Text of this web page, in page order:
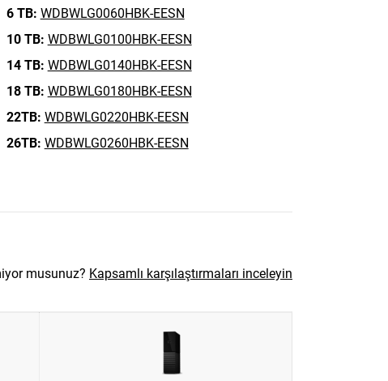
6 TB: WDBWLG0060HBK-EESN
10 TB: WDBWLG0100HBK-EESN
14 TB: WDBWLG0140HBK-EESN
18 TB: WDBWLG0180HBK-EESN
22TB: WDBWLG0220HBK-EESN
26TB: WDBWLG0260HBK-EESN
musunuz? Kapsamlı karşılaştırmaları inceleyin